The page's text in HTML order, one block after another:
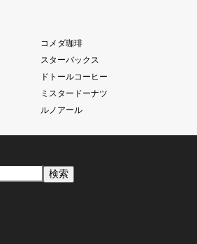
コメダ珈琲
スターバックス
ドトールコーヒー
ミスタードーナツ
ルノアール
検索